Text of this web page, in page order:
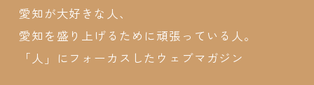
愛知が大好きな人、
愛知を盛り上げるために頑張っている人。
「人」にフォーカスしたウェブマガジン